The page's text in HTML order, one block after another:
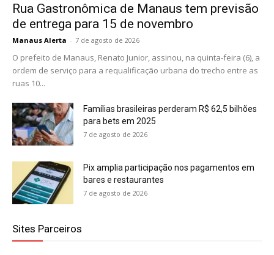
Rua Gastronômica de Manaus tem previsão
de entrega para 15 de novembro
Manaus Alerta - 7 de agosto de 2026
O prefeito de Manaus, Renato Junior, assinou, na quinta-feira (6), a
ordem de serviço para a requalificação urbana do trecho entre as
ruas 10...
Famílias brasileiras perderam R$ 62,5 bilhões
para bets em 2025
7 de agosto de 2026
Pix amplia participação nos pagamentos em
bares e restaurantes
7 de agosto de 2026
Sites Parceiros